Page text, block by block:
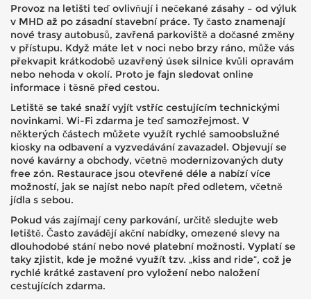
Provoz na letišti teď ovlivňují i nečekané zásahy – od výluk
v MHD až po zásadní stavební práce. Ty často znamenají
nové trasy autobusů, zavřená parkoviště a dočasné změny
v přístupu. Když máte let v noci nebo brzy ráno, může vás
překvapit krátkodobě uzavřený úsek silnice kvůli opravám
nebo nehoda v okolí. Proto je fajn sledovat online
informace i těsně před cestou.
Letiště se také snaží vyjít vstříc cestujícím technickými
novinkami. Wi-Fi zdarma je teď samozřejmost. V
některých částech můžete využít rychlé samoobslužné
kiosky na odbavení a vyzvedávání zavazadel. Objevují se
nové kavárny a obchody, včetně modernizovaných duty
free zón. Restaurace jsou otevřené déle a nabízí více
možností, jak se najíst nebo napít před odletem, včetně
jídla s sebou.
Pokud vás zajímají ceny parkování, určitě sledujte web
letiště. Často zavádějí akční nabídky, omezené slevy na
dlouhodobé stání nebo nové platební možnosti. Vyplatí se
taky zjistit, kde je možné využít tzv. „kiss and ride“, což je
rychlé krátké zastavení pro vyložení nebo naložení
cestujících zdarma.